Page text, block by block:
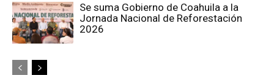
Se suma Gobierno de Coahuila a la
Jornada Nacional de Reforestación
2026